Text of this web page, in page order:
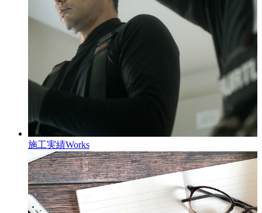
施工実績Works